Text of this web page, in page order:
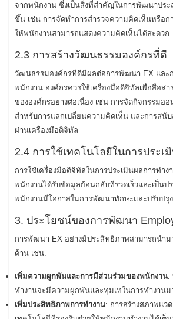
จากพนักงาน ซึ่งเป็นสิ่งที่สำคัญในการพัฒนาปร
ขึ้น เช่น การจัดทำการสำรวจความคิดเห็นหรือก
ให้พนักงานสามารถแสดงความคิดเห็นได้สะดวก
2.3 การสร้างวัฒนธรรมองค์กรที่ดี
วัฒนธรรมองค์กรที่ดีมีผลต่อการพัฒนา EX และ
พนักงาน องค์กรควรใช้เครื่องมือดิจิทัลเพื่อสื่อส
ขององค์กรอย่างต่อเนื่อง เช่น การจัดกิจกรรมอ
สำหรับการแลกเปลี่ยนความคิดเห็น และการสนั
ผ่านเครื่องมือดิจิทัล
2.4 การใช้เทคโนโลยีในการประเ
การใช้เครื่องมือดิจิทัลในการประเมินผลการทำง
พนักงานได้รับข้อมูลย้อนกลับที่รวดเร็วและเป็นป
พนักงานมีโอกาสในการพัฒนาทักษะและปรับปรุ
3. ประโยชน์ของการพัฒนา
การพัฒนา EX อย่างมีประสิทธิภาพสามารถนำ
ด้าน เช่น:
เพิ่มความผูกพันและการมีส่วนร่วมของพนักงาน:
ทำงานจะมีความผูกพันและทุ่มเทในการทำงาน
เพิ่มประสิทธิภาพการทำงาน: การสร้างสภาพแว